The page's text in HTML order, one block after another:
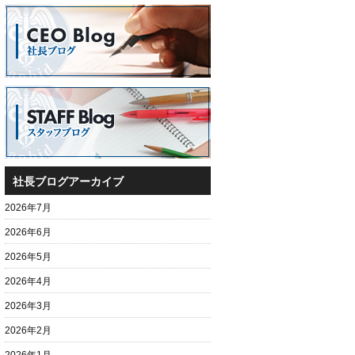
社長ブログアーカイブ
2026年7月
2026年6月
2026年5月
2026年4月
2026年3月
2026年2月